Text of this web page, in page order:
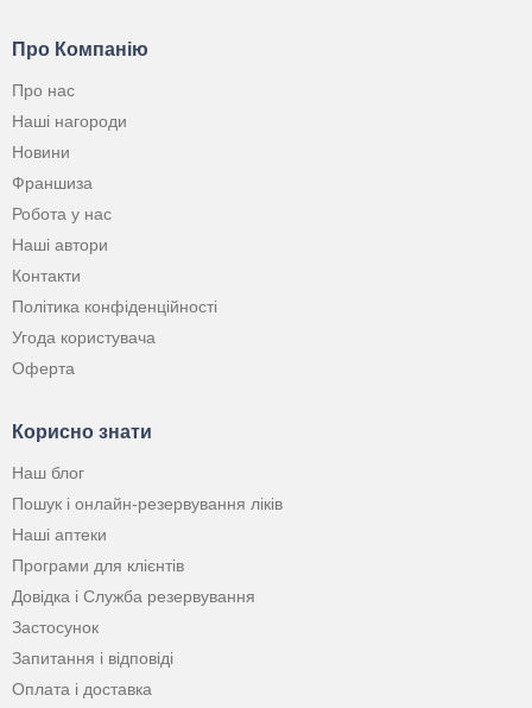
Про Компанію
Про нас
Наші нагороди
Новини
Франшиза
Робота у нас
Наші автори
Контакти
Політика конфіденційності
Угода користувача
Оферта
Корисно знати
Наш блог
Пошук і онлайн-резервування ліків
Наші аптеки
Програми для клієнтів
Довідка і Служба резервування
Застосунок
Запитання і відповіді
Оплата і доставка